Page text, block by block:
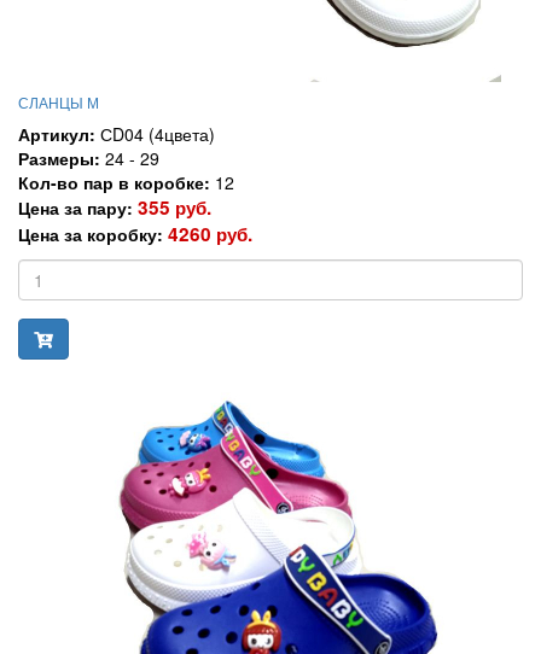
СЛАНЦЫ М
Артикул: СD04 (4цвета)
Размеры: 24 - 29
Кол-во пар в коробке: 12
Цена за пару: 355 руб.
Цена за коробку: 4260 руб.